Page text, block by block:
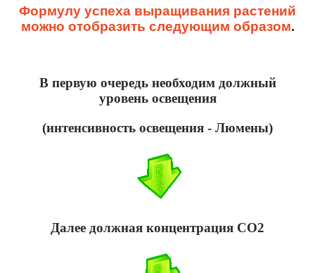
Формулу успеха выращивания растений
можно отобразить следующим образом.
В первую очередь необходим должный
уровень освещения
(интенсивность освещения - Люмены)
Далее должная концентрация СО2